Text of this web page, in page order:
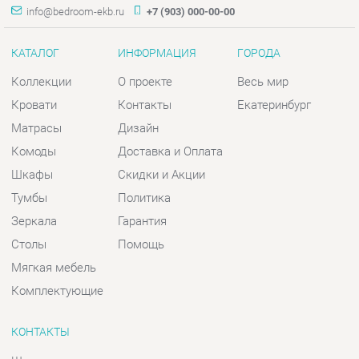
Матрасы
Комоды
Шкафы
Тумбы
Зеркала
Дизайн
Доставка и Оплата
Скидки и Акции
Политика
Гарантия
КОНТАКТЫ
Шоурум и склад самовывоза
Базовый, 47
Телефон: +7 (903) 000-00-00